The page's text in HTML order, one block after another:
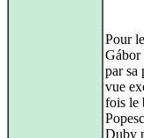
Pour
Gábor
par sa
vue
fois le
Duby